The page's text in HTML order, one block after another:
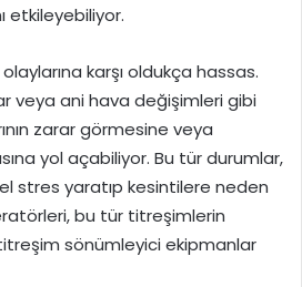
etkileyebiliyor.
karşı oldukça hassas.
veya ani hava değişimleri gibi
zarar görmesine veya
yol açabiliyor. Bu tür durumlar,
stres yaratıp kesintilere neden
bu tür titreşimlerin
sönümleyici ekipmanlar